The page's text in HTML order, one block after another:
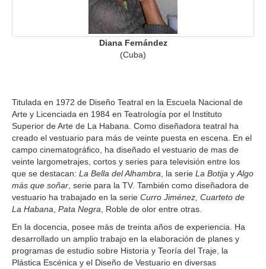
Diana Fernández
(Cuba)
Titulada en 1972 de Diseño Teatral en la Escuela Nacional de
Arte y Licenciada en 1984 en Teatrología por el Instituto
Superior de Arte de La Habana. Como diseñadora teatral ha
creado el vestuario para más de veinte puesta en escena. En el
campo cinematográfico, ha diseñado el vestuario de mas de
veinte largometrajes, cortos y series para televisión entre los
que se destacan: La Bella del Alhambra , la serie La Botija y Algo
más que soñar , serie para la TV. También como diseñadora de
vestuario ha trabajado en la serie Curro Jiménez, Cuarteto de
La Habana Pata Negra , Roble de olor entre otras.
En la docencia, posee más de treinta años de experiencia. Ha
desarrollado un amplio trabajo en la elaboración de planes y
programas de estudio sobre Historia y Teoría del Traje, la
Plástica Escénica y el Diseño de Vestuario en diversas